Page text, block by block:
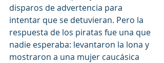
disparos de advertencia para
intentar que se detuvieran. Pero la
respuesta de los piratas fue una que
nadie esperaba: levantaron la lona y
mostraron a una mujer caucásica